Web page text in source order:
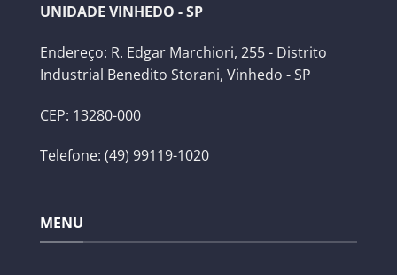
UNIDADE VINHEDO - SP
Endereço: R. Edgar Marchiori, 255 - Distrito
Industrial Benedito Storani, Vinhedo - SP
CEP: 13280-000
Telefone: (49) 99119-1020
MENU